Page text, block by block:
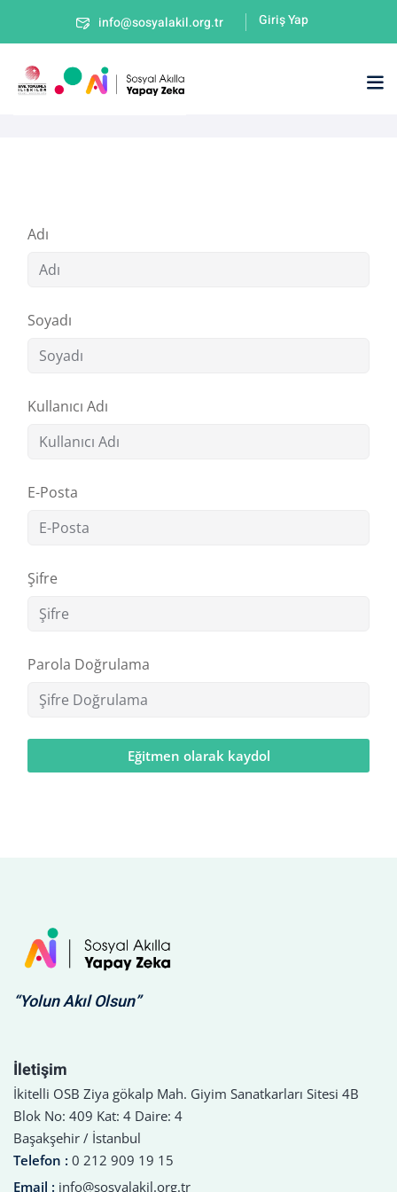
info@sosyalakil.org.tr Giriş Yap
Adı
Soyadı
Kullanıcı Adı
E-Posta
Şifre
Parola Doğrulama
Eğitmen olarak kaydol
“Yolun Akıl Olsun”
İletişim
İkitelli OSB Ziya gökalp Mah. Giyim Sanatkarları Sitesi 4B
Blok No: 409 Kat: 4 Daire: 4
Başakşehir / İstanbul
Telefon : 0 212 909 19 15
Email : info@sosyalakil.org.tr